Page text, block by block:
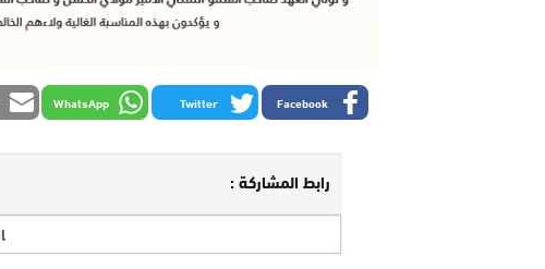
Facebook
Twitter
WhatsApp
رابط المشاركة :